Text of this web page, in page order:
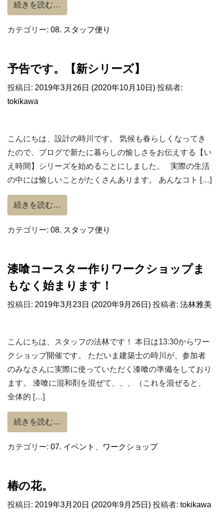
続きを読む…
カテゴリー: 08. スタッフ便り
予告です。【新シリーズ】
投稿日: 2019年3月26日 (2020年10月10日) 投稿者:
tokikawa
こんにちは、設計の時川です。 気候も春らしくなってき
たので、ブログで新たに暮らしの愉しさをお伝えする【い
え時間】シリーズを始めることにしました。 実際の生活
の中には愉しいことがたくさんあります。 あんなコト […]
続きを読む…
カテゴリー: 08. スタッフ便り
漆喰コースター作りワークショップま
もなく始まります！
投稿日: 2019年3月23日 (2020年9月26日) 投稿者: 法林雅美
こんにちは、スタッフの法林です！ 本日は13:30からワー
クショップ開催です。 ただいま建築士の時川が、参加者
のみなさんに実際に使っていただく漆喰の準備をしており
ます。 漆喰に混和剤を混ぜて、、、（これを混ぜると、
全体的 […]
続きを読む…
カテゴリー: 07. イベント ワークショップ
椿の花。
投稿日: 2019年3月20日 (2020年9月25日) 投稿者: tokikawa